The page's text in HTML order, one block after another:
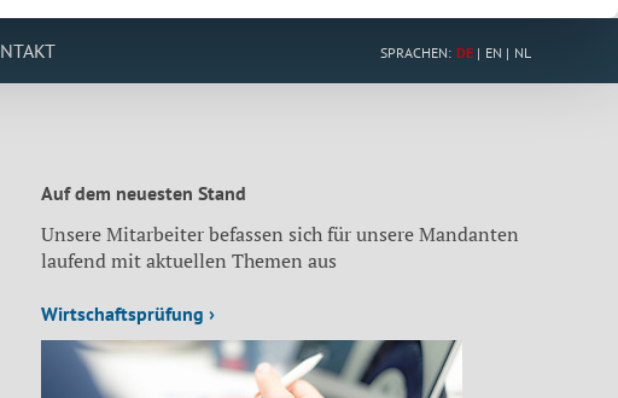
SPRACHEN: DE EN NL
Auf dem neuesten Stand
Unsere Mitarbeiter befassen sich für unsere Mandanten
laufend mit aktuellen Themen aus
Wirtschaftsprüfung ›